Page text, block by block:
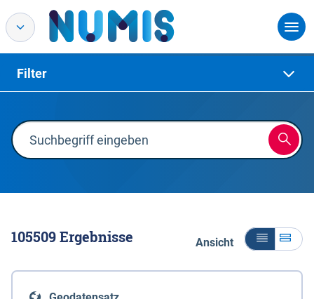
Filter
105509Ergebnisse Ansicht